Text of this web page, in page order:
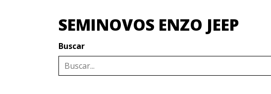
SEMINOVOS ENZO JEEP
Buscar